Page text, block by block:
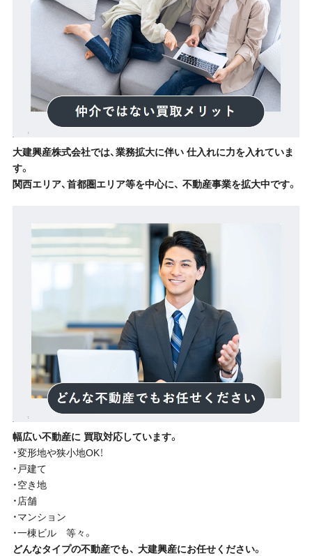
大建興産株式会社では、業務拡大に伴い 仕入れに力を入れていま
す。
関西エリア、首都圏エリア等を中心に、 不動産事業を拡大中です。
幅広い不動産に 買取対応しています。
・変形地や狭小地OK！
・戸建て
・空き地
・店舗
・マンション
・一棟ビル 等々。
どんなタイプの不動産でも、 大建興産にお任せください。